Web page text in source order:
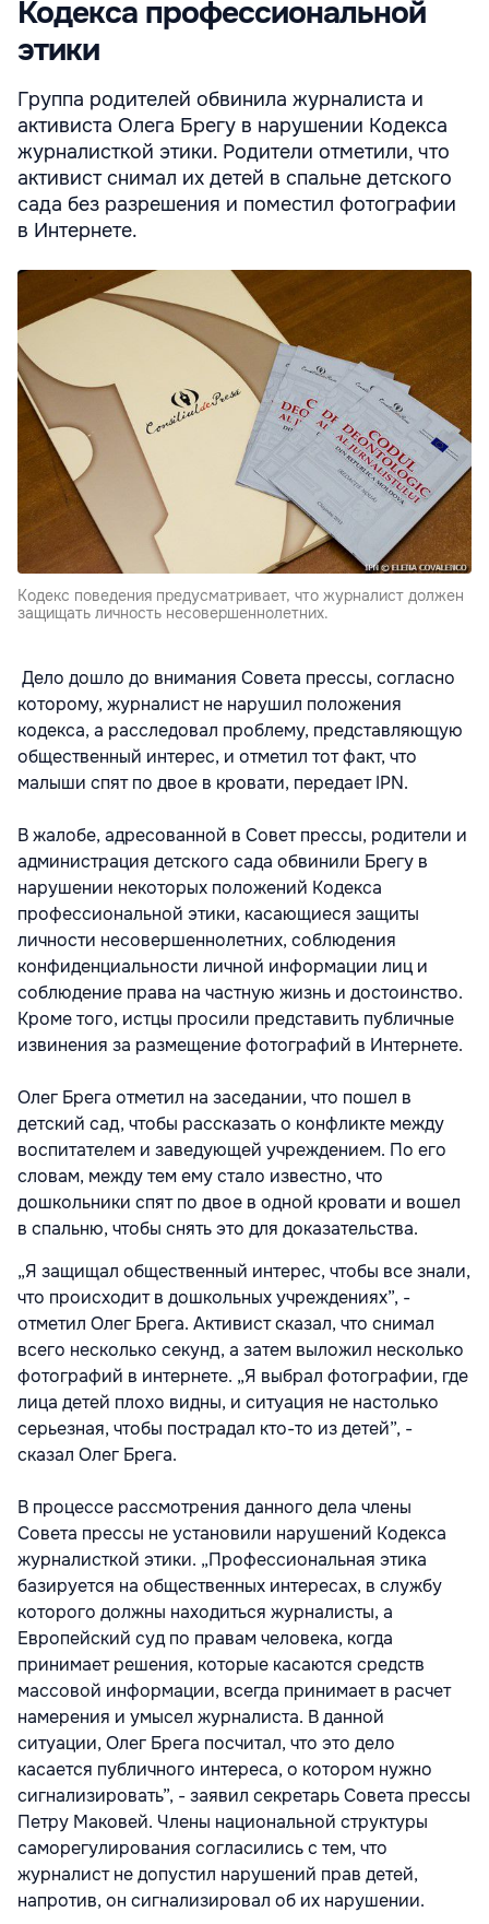
Кодекса профессиональной
этики
Группа родителей обвинила журналиста и
активиста Олега Брегу в нарушении Кодекса
журналисткой этики. Родители отметили, что
активист снимал их детей в спальне детского
сада без разрешения и поместил фотографии
в Интернете.
Кодекс поведения предусматривает, что журналист должен
защищать личность несовершеннолетних.
Дело дошло до внимания Совета прессы, согласно
которому, журналист не нарушил положения
кодекса, а расследовал проблему, представляющую
общественный интерес, и отметил тот факт, что
малыши спят по двое в кровати, передает IPN.
В жалобе, адресованной в Совет прессы, родители и
администрация детского сада обвинили Брегу в
нарушении некоторых положений Кодекса
профессиональной этики, касающиеся защиты
личности несовершеннолетних, соблюдения
конфиденциальности личной информации лиц и
соблюдение права на частную жизнь и достоинство.
Кроме того, истцы просили представить публичные
извинения за размещение фотографий в Интернете.
Олег Брега отметил на заседании, что пошел в
детский сад, чтобы рассказать о конфликте между
воспитателем и заведующей учреждением. По его
словам, между тем ему стало известно, что
дошкольники спят по двое в одной кровати и вошел
в спальню, чтобы снять это для доказательства.
„Я защищал общественный интерес, чтобы все знали,
что происходит в дошкольных учреждениях”, -
отметил Олег Брега. Активист сказал, что снимал
всего несколько секунд, а затем выложил несколько
фотографий в интернете. „Я выбрал фотографии, где
лица детей плохо видны, и ситуация не настолько
серьезная, чтобы пострадал кто-то из детей”, -
сказал Олег Брега.
В процессе рассмотрения данного дела члены
Совета прессы не установили нарушений Кодекса
журналисткой этики. „Профессиональная этика
базируется на общественных интересах, в службу
которого должны находиться журналисты, а
Европейский суд по правам человека, когда
принимает решения, которые касаются средств
массовой информации, всегда принимает в расчет
намерения и умысел журналиста. В данной
ситуации, Олег Брега посчитал, что это дело
касается публичного интереса, о котором нужно
сигнализировать”, - заявил секретарь Совета прессы
Петру Маковей. Члены национальной структуры
саморегулирования согласились с тем, что
журналист не допустил нарушений прав детей,
напротив, он сигнализировал об их нарушении.